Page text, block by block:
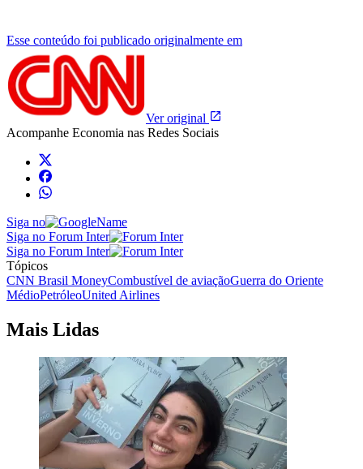
Esse conteúdo foi publicado originalmente em
Ver original
Acompanhe Economia nas Redes Sociais
Siga no
Siga no Forum Inter
Siga no Forum Inter
Tópicos
CNN Brasil MoneyCombustível de aviaçãoGuerra do Oriente
MédioPetróleoUnited Airlines
Mais Lidas